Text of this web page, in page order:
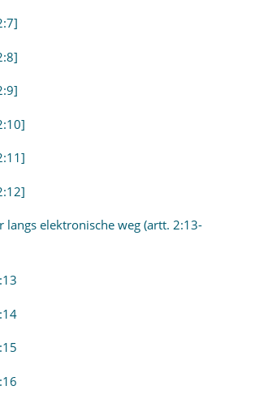
langs elektronische weg (artt. 2:13-